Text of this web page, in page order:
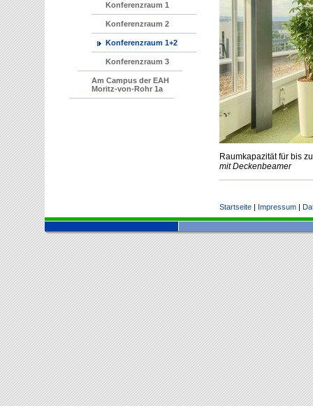
Konferenzraum 1
Konferenzraum 2
Konferenzraum 1+2
Konferenzraum 3
Am Campus der EAH
Moritz-von-Rohr 1a
Raumkapazität für bis
mit Deckenbeamer
Startseite| Impressum|